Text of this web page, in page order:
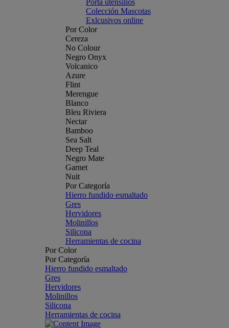
Porta utensilios
Colección Mascotas
Exlcusivos online
Por Color
Cereza
No Colour
Negro Onyx
Volcanico
Azure
Flint
Merengue
Blanco
Bleu Riviera
Nectar
Bamboo
Sea Salt
Deep Teal
Negro Mate
Garnet
Nuit
Por Categoría
Hierro fundido esmaltado
Gres
Hervidores
Molinillos
Silicona
Herramientas de cocina
Por Color
Por Categoría
Hierro fundido esmaltado
Gres
Hervidores
Molinillos
Silicona
Herramientas de cocina